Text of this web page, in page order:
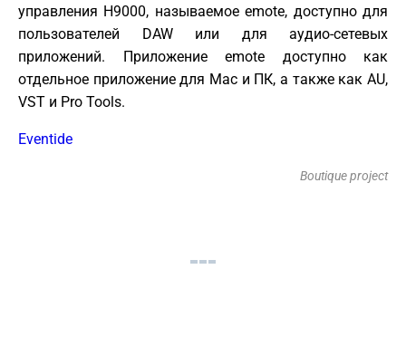
управления H9000, называемое emote, доступно для
пользователей DAW или для аудио-сетевых
приложений. Приложение emote доступно как
отдельное приложение для Mac и ПК, а также как AU,
VST и Pro Tools.
Eventide
Boutique project